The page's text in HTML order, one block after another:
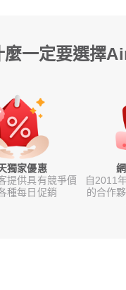
麼一定要選擇
獨家優惠
提供具有競爭價
種每日促銷
自2011
的合作